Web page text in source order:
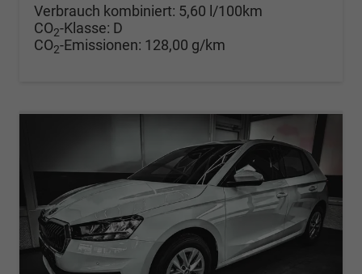
Verbrauch kombiniert: 5,60 l/100km
CO2-Klasse: D
CO2-Emissionen: 128,00 g/km